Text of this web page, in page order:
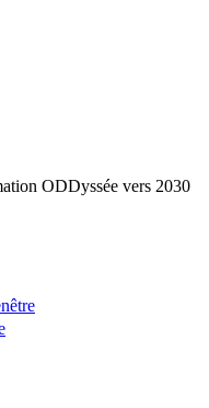
ODDyssée vers 2030